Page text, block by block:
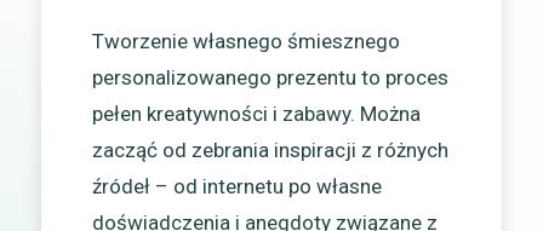
Tworzenie własnego śmiesznego
personalizowanego prezentu to proces
pełen kreatywności i zabawy. Można
zacząć od zebrania inspiracji z różnych
źródeł – od internetu po własne
doświadczenia i anegdoty związane z